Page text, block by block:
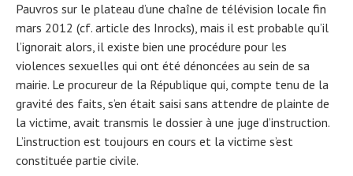
Pauvros sur le plateau d’une chaîne de télévision locale fin
mars 2012 (cf. article des Inrocks), mais il est probable qu’il
l’ignorait alors, il existe bien une procédure pour les
violences sexuelles qui ont été dénoncées au sein de sa
mairie. Le procureur de la République qui, compte tenu de la
gravité des faits, s’en était saisi sans attendre de plainte de
la victime, avait transmis le dossier à une juge d’instruction.
L’instruction est toujours en cours et la victime s’est
constituée partie civile.